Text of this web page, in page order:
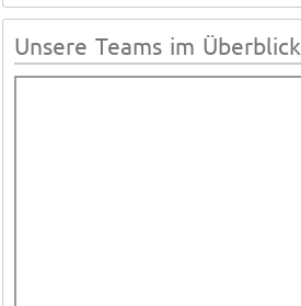
Unsere Teams im Überblick